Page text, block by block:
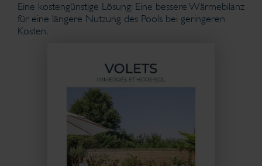
Eine kostengünstige Lösung: Eine bessere Wärmebilanz
für eine längere Nutzung des Pools bei geringeren
Kosten.